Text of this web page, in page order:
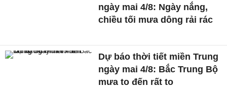
ngày mai 4/8: Ngày nắng,
chiều tối mưa dông rải rác
Dự báo thời tiết miền Trung
ngày mai 4/8: Bắc Trung Bộ
mưa to đến rất to